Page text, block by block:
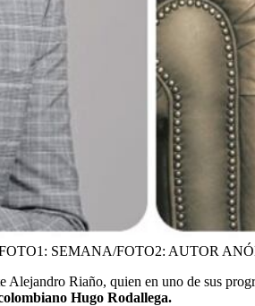
SEMANA/FOTO2: AUTOR
Riaño, quien en uno de sus
Hugo Rodallega.